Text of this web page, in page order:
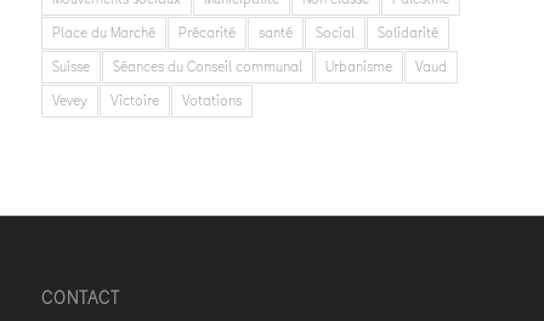
Place du Marché
Précarité santé Social
Solidarité
Suisse
Séances du Conseil communal Urbanisme
Vaud
Vevey
Victoire Votations
CONTACT